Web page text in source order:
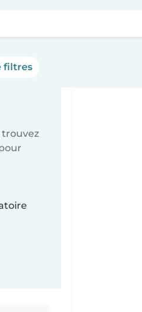
filtres
trouvez